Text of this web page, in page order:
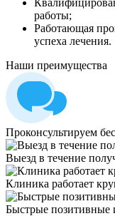
работы;
Работающая
успеха лечения.
Наши преимущества
Проконсультируем
Выезд в течение
Клиника работает
Быстрые позитивные